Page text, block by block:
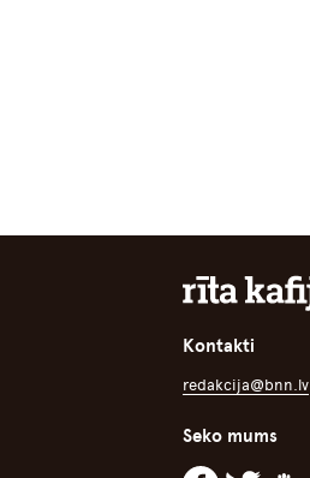
Kontakti
redakcija@bnn.lv
Seko mums